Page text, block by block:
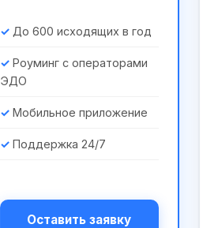
До 600 исходящих в год
Роуминг с операторами
ЭДО
Мобильное приложение
Поддержка 24/7
Оставить заявку